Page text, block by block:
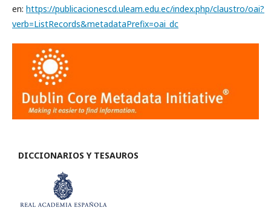
en: https://publicacionescd.uleam.edu.ec/index.php/claustro/oai?
verb=ListRecords&metadataPrefix=oai_dc
DICCIONARIOS Y TESAUROS